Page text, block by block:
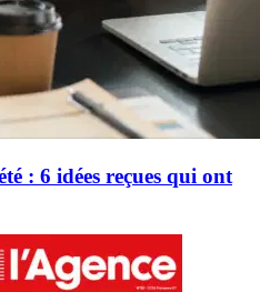
: 6 idées reçues qui ont